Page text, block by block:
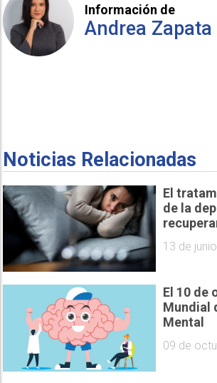
Información de
Andrea Zapata
Noticias Relacionadas
El
de la
13 de
El 10 de
Mundial
Mental
09 de